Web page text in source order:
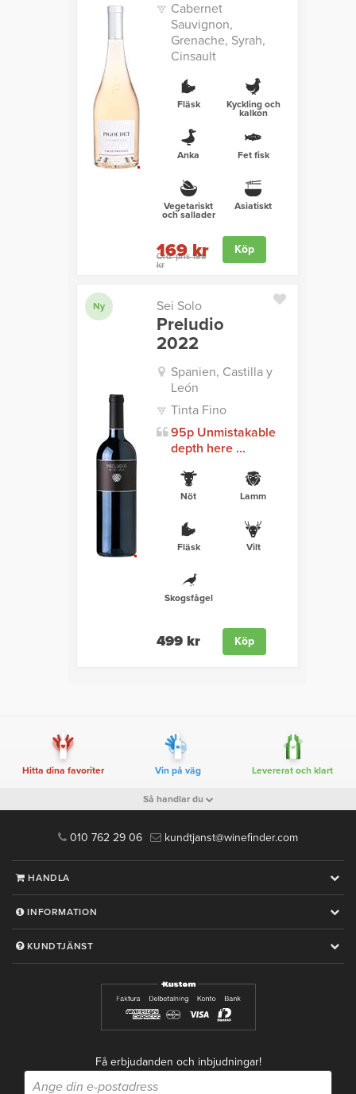
Cabernet
Sauvignon,
Grenache, Syrah,
Cinsault
Fläsk Kyckling och
kalkon
Anka Fet fisk
Vegetariskt
och sallader
Asiatiskt
Ord. pris 199
kr
169 kr Köp
Ny Sei Solo
Preludio
2022
Spanien, Castilla y
León
Tinta Fino
95p Unmistakable
depth here ...
Nöt Lamm
Fläsk Vilt
Skogsfågel
499 kr Köp
Hitta dina favoriter Vin på väg Levererat och klart
Så handlar du
010 762 29 06 kundtjanst@winefinder.com
HANDLA
INFORMATION
KUNDTJÄNST
Få erbjudanden och inbjudningar!